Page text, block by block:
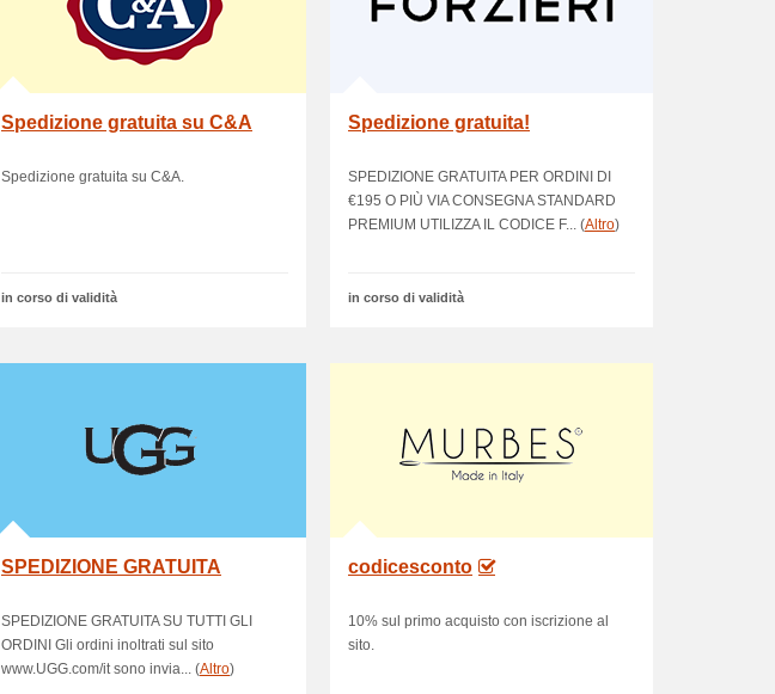
Spedizione gratuita su C&A
Spedizione gratuita su C&A.
in corso di validità
Spedizione gratuita!
SPEDIZIONE GRATUITA PER ORDINI DI
€195 O PIÙ VIA CONSEGNA STANDARD
PREMIUM UTILIZZA IL CODICE F... (Altro)
in corso di validità
SPEDIZIONE GRATUITA
SPEDIZIONE GRATUITA SU TUTTI GLI
ORDINI Gli ordini inoltrati sul sito
www.UGG.com/it sono invia... (Altro)
codicesconto
10% sul primo acquisto con iscrizione al
sito.